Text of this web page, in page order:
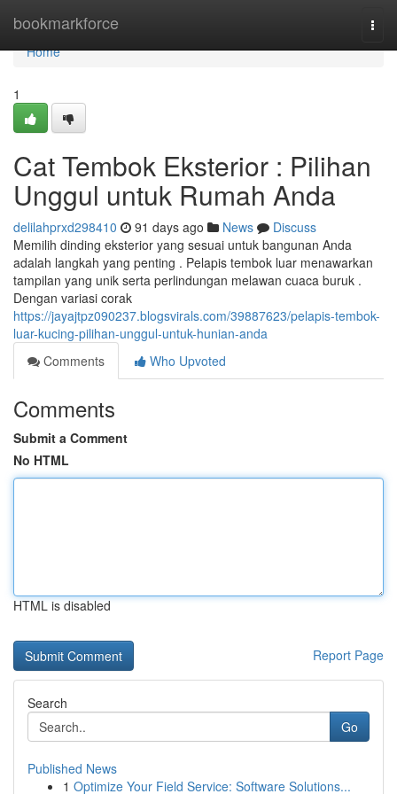
bookmarkforce
Home
Home
1
Cat Tembok Eksterior : Pilihan
Unggul untuk Rumah Anda
delilahprxd298410 91 days ago News
Discuss
Memilih dinding eksterior yang sesuai untuk bangunan Anda
adalah langkah yang penting . Pelapis tembok luar menawarkan
tampilan yang unik serta perlindungan melawan cuaca buruk .
Dengan variasi corak
https://jayajtpz090237.blogsvirals.com/39887623/pelapis-tembok-
luar-kucing-pilihan-unggul-untuk-hunian-anda
Comments
Who Upvoted
Comments
Submit a Comment
No HTML
HTML is disabled
Report Page
Search
Go
Published News
1 Optimize Your Field Service: Software Solutions...